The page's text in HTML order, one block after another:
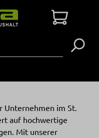
Unternehmen im St.
auf hochwertige
Mit unserer